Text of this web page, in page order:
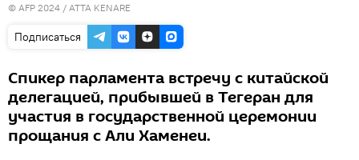
© AFP 2024 / ATTA KENARE
Подписаться
Спикер парламента встречу с китайской
делегацией, прибывшей в Тегеран для
участия в государственной церемонии
прощания с Али Хаменеи.